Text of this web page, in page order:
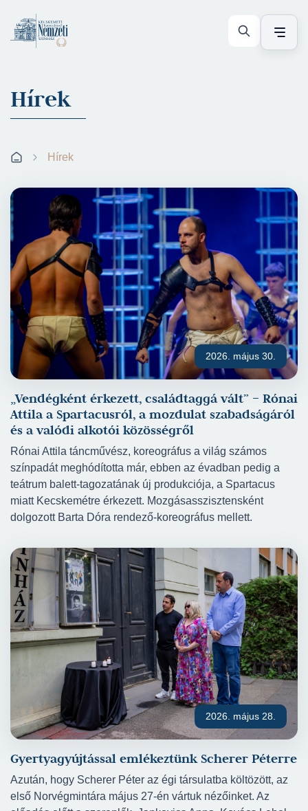
Hírek
Hírek
2026. május 30.
„Vendégként érkezett, családtaggá vált” – Rónai
Attila a Spartacusról, a mozdulat szabadságáról
és a valódi alkotói közösségről
Rónai Attila táncművész, koreográfus a világ számos
színpadát meghódította már, ebben az évadban pedig a
teátrum balett-tagozatának új produkciója, a Spartacus
miatt Kecskemétre érkezett. Mozgásasszisztensként
dolgozott Barta Dóra rendező-koreográfus mellett.
2026. május 28.
Gyertyagyújtással emlékeztünk Scherer Péterre
Azután, hogy Scherer Péter az égi társulatba költözött, az
első Norvégmintára május 27-én vártuk nézőinket. Az